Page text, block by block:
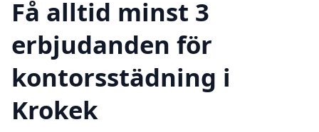
Få alltid minst 3
erbjudanden för
kontorsstädning i
Krokek